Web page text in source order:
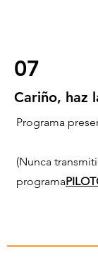
07
Cariño, haz
Programa
(Nunca
programa